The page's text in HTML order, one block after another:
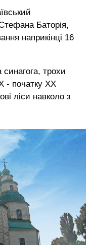
Баторія,
наприкінці 16
трохи
- початку ХХ
ліси навколо з